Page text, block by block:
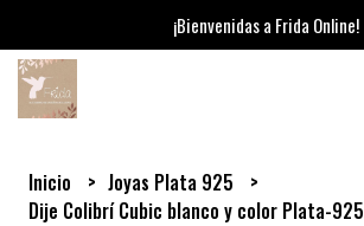
¡Bienvenidas a Frida Online!
Inicio
Joyas Plata 925
Dije Colibrí Cubic blanco y color Plata-925